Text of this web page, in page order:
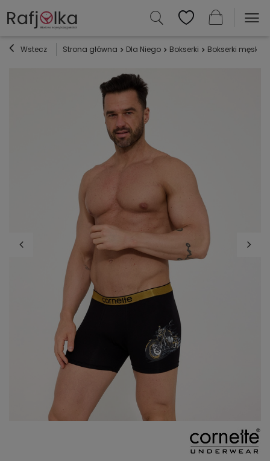
Wstecz Strona główna Dla Niego Bokserki Bokserki męskie